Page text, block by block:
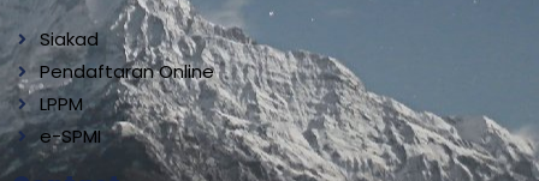
Siakad
Pendaftaran Online
LPPM
e-SPMI